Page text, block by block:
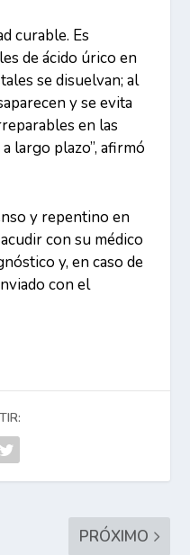
curable. Es
de ácido úrico en
se disuelvan; al
y se evita
en las
largo plazo”, afirmó
y repentino en
con su médico
y, en caso de
con el
PRÓXIMO